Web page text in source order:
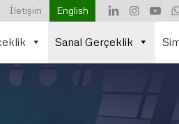
İletişim English
Sanal Gerçeklik